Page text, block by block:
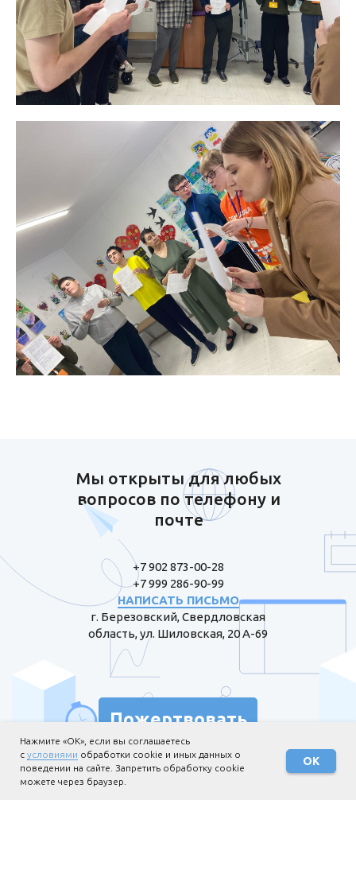
Нажмите «ОК», если вы соглашаетесь
с условиями обработки cookie и иных данных о
поведении на сайте. Запретить обработку cookie
можете через браузер.
ОК
Мы открыты для любых
вопросов по телефону и
почте
+7 902 873-00-28
+7 999 286-90-99
НАПИСАТЬ ПИСЬМО
г. Березовский, Свердловская
область, ул. Шиловская, 20 А-69
Пожертвовать